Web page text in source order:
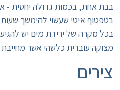
בבת אחת, בכמות גדולה יחסית -
בטפטוף איטי שעשוי להימשך
בכל מקרה של ירידת מים יש
מצוקה עוברית כלשהי אשר
צירים